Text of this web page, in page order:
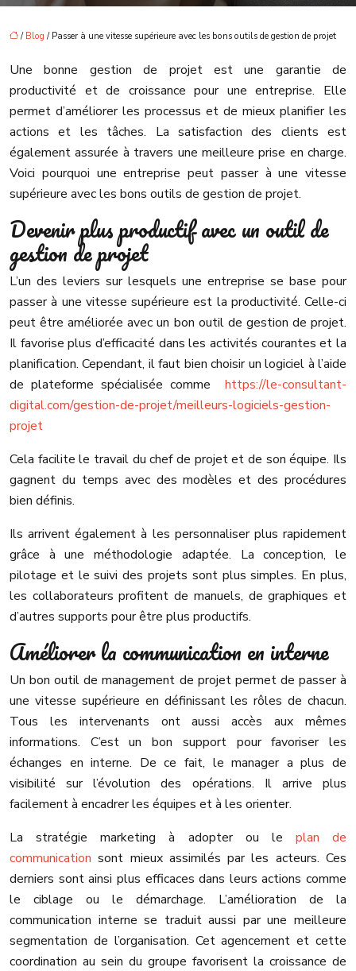
/ Blog / Passer à une vitesse supérieure avec les bons outils de gestion de projet
Une bonne gestion de projet est une garantie de
productivité et de croissance pour une entreprise. Elle
permet d’améliorer les processus et de mieux planifier les
actions et les tâches. La satisfaction des clients est
également assurée à travers une meilleure prise en charge.
Voici pourquoi une entreprise peut passer à une vitesse
supérieure avec les bons outils de gestion de projet.
Devenir plus productif avec un outil de
gestion de projet
L’un des leviers sur lesquels une entreprise se base pour
passer à une vitesse supérieure est la productivité. Celle-ci
peut être améliorée avec un bon outil de gestion de projet.
Il favorise plus d’efficacité dans les activités courantes et la
planification. Cependant, il faut bien choisir un logiciel à l’aide
de plateforme spécialisée comme https://le-consultant-
digital.com/gestion-de-projet/meilleurs-logiciels-gestion-
projet
Cela facilite le travail du chef de projet et de son équipe. Ils
gagnent du temps avec des modèles et des procédures
bien définis.
Ils arrivent également à les personnaliser plus rapidement
grâce à une méthodologie adaptée. La conception, le
pilotage et le suivi des projets sont plus simples. En plus,
les collaborateurs profitent de manuels, de graphiques et
d’autres supports pour être plus productifs.
Améliorer la communication en interne
Un bon outil de management de projet permet de passer à
une vitesse supérieure en définissant les rôles de chacun.
Tous les intervenants ont aussi accès aux mêmes
informations. C’est un bon support pour favoriser les
échanges en interne. De ce fait, le manager a plus de
visibilité sur l’évolution des opérations. Il arrive plus
facilement à encadrer les équipes et à les orienter.
La stratégie marketing à adopter ou le plan de
communication sont mieux assimilés par les acteurs. Ces
derniers sont ainsi plus efficaces dans leurs actions comme
le ciblage ou le démarchage. L’amélioration de la
communication interne se traduit aussi par une meilleure
segmentation de l’organisation. Cet agencement et cette
coordination au sein du groupe favorisent la croissance de